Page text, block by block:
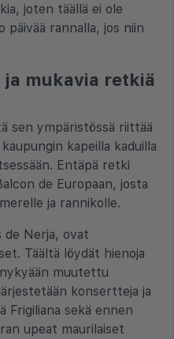
joten täällä ei ole
päivää rannalla, jos niin
mukavia retkiä
sen ympäristössä riittää
kapeilla kaduilla
Entäpä retki
de Europaan, josta
ja rannikolle.
de Nerja, ovat
Täältä löydät hienoja
muutettu
konsertteja ja
Frigiliana sekä ennen
upeat maurilaiset